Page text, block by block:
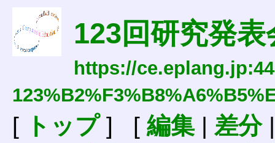
123回研究発表
https://
[ トップ] [ 編集| 差分